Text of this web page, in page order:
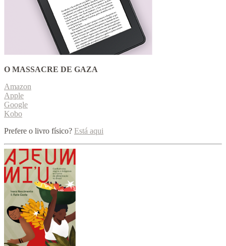
O MASSACRE DE GAZA
Amazon
Apple
Google
Kobo
Prefere o livro físico? Está aqui